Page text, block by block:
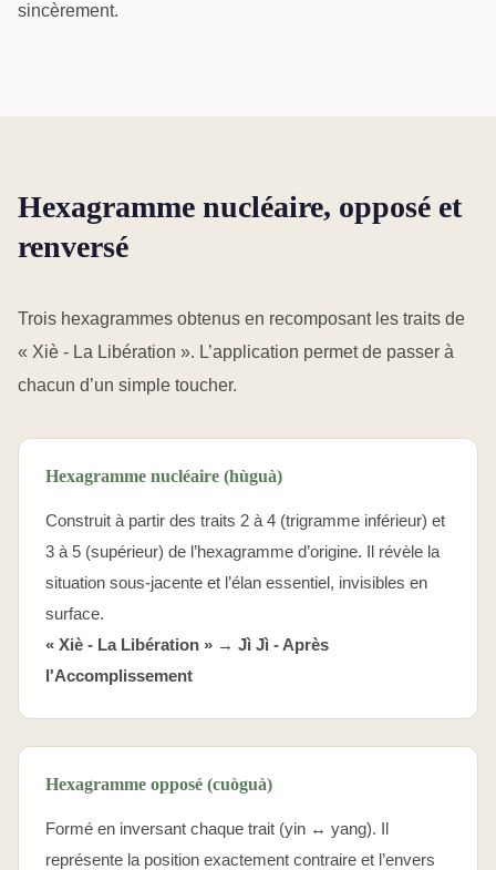
sincèrement.
Hexagramme nucléaire, opposé et
renversé
Trois hexagrammes obtenus en recomposant les traits de
« Xiè - La Libération ». L’application permet de passer à
chacun d’un simple toucher.
Hexagramme nucléaire (hùguà)
Construit à partir des traits 2 à 4 (trigramme inférieur) et
3 à 5 (supérieur) de l’hexagramme d’origine. Il révèle la
situation sous-jacente et l’élan essentiel, invisibles en
surface.
« Xiè - La Libération » → Jì Jì - Après
l'Accomplissement
Hexagramme opposé (cuòguà)
Formé en inversant chaque trait (yin ↔ yang). Il
représente la position exactement contraire et l’envers